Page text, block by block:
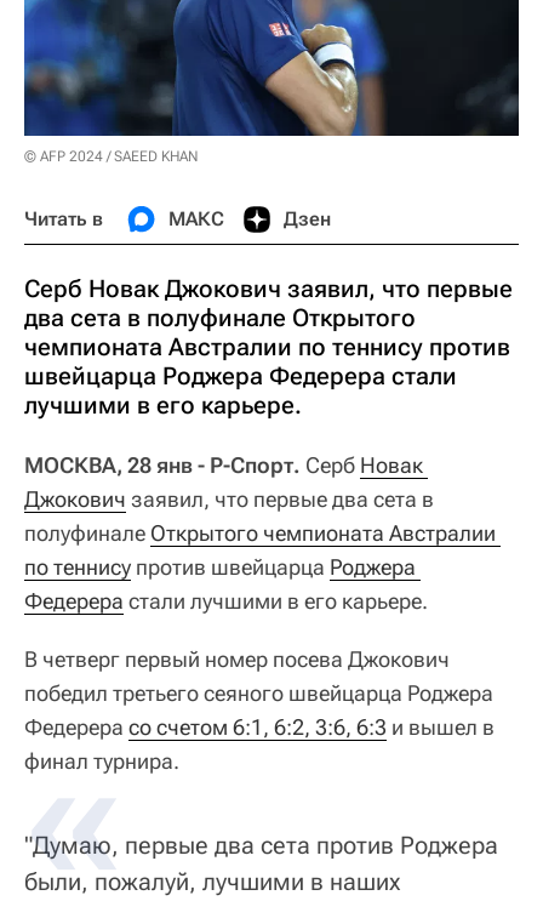
© AFP 2024 / SAEED KHAN
Читать в МАКС Дзен
Серб Новак Джокович заявил, что первые
два сета в полуфинале Открытого
чемпионата Австралии по теннису против
швейцарца Роджера Федерера стали
лучшими в его карьере.
МОСКВА, 28 янв - Р-Спорт. Серб Новак
Джокович заявил, что первые два сета в
полуфинале Открытого чемпионата Австралии
по теннису против швейцарца Роджера
Федерера стали лучшими в его карьере.
В четверг первый номер посева Джокович
победил третьего сеяного швейцарца Роджера
Федерера со счетом 6:1, 6:2, 3:6, 6:3 и вышел в
финал турнира.
"Думаю, первые два сета против Роджера
были, пожалуй, лучшими в наших